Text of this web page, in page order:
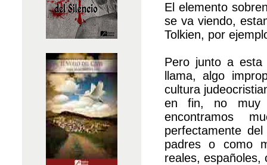
El elemento
se va viendo,
Tolkien, por
Pero junto a esta
llama, algo
cultura
en fin, no muy
encontramos
perfectamente
padres o como
reales, españoles,